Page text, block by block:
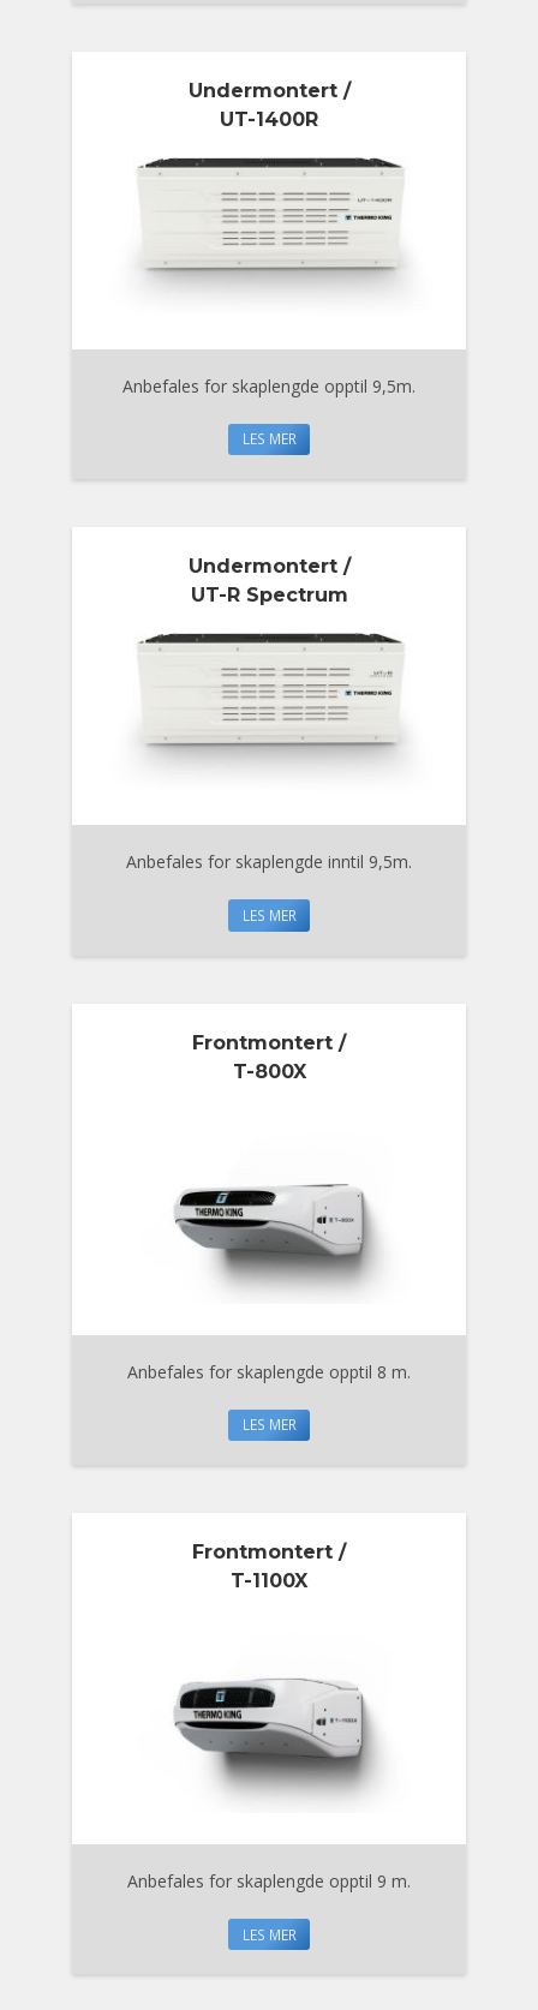
Undermontert /
UT-1400R
Anbefales for skaplengde opptil 9,5m.
LES MER
Undermontert /
UT-R Spectrum
Anbefales for skaplengde inntil 9,5m.
LES MER
Frontmontert /
T-800X
Anbefales for skaplengde opptil 8 m.
LES MER
Frontmontert /
T-1100X
Anbefales for skaplengde opptil 9 m.
LES MER